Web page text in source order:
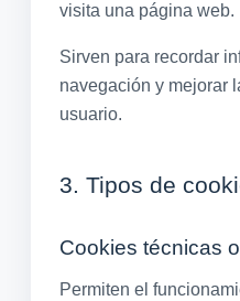
visita una página web.
Sirven para recordar
navegación y mejorar
usuario.
3. Tipos de
Cookies técnicas
Permiten el